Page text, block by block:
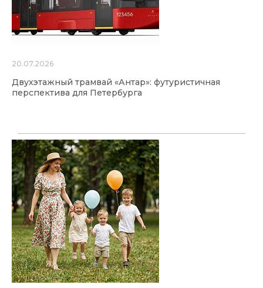
20.07.2026
Двухэтажный трамвай «Антар»: футуристичная
перспектива для Петербурга